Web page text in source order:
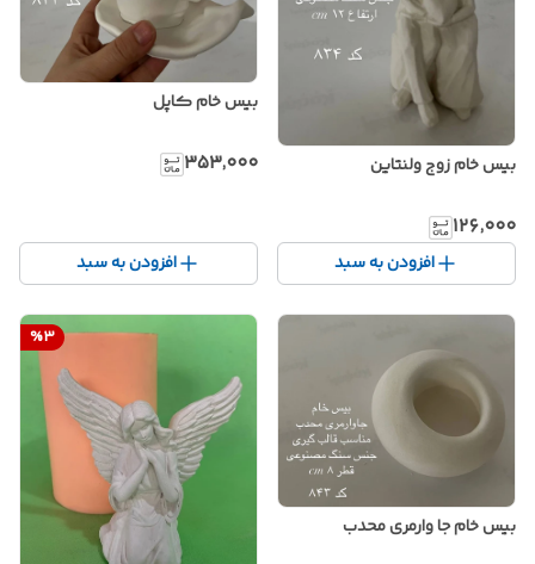
بیس خام زوج ولنتاین
۱۲۶٬۰۰۰
افزودن به سبد
بیس خام کاپل
۳۵۳٬۰۰۰
افزودن به سبد
بیس خام جا وارمری محدب
%3